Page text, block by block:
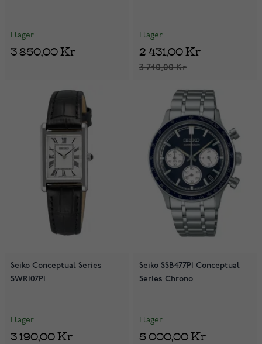
I lager
3 850,00 Kr
I lager
3 740,00 Kr
2 431,00 Kr
Seiko Conceptual Series
SWR107P1
I lager
3 190,00 Kr
Seiko SSB477P1 Conceptual
Series Chrono
I lager
5 000,00 Kr